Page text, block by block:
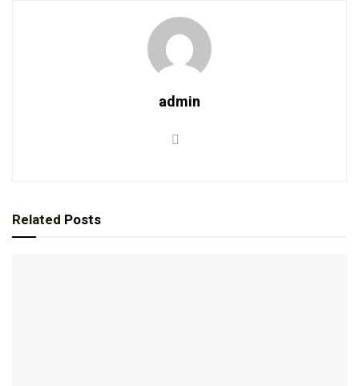
admin
Related Posts